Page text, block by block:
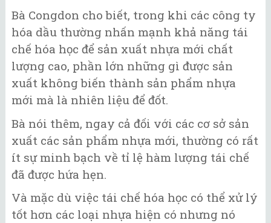
Bà Congdon cho biết, trong khi các công ty
hóa dầu thường nhấn mạnh khả năng tái
chế hóa học để sản xuất nhựa mới chất
lượng cao, phần lớn những gì được sản
xuất không biến thành sản phẩm nhựa
mới mà là nhiên liệu để đốt.
Bà nói thêm, ngay cả đối với các cơ sở sản
xuất các sản phẩm nhựa mới, thường có rất
ít sự minh bạch về tỉ lệ hàm lượng tái chế
đã được hứa hẹn.
Và mặc dù việc tái chế hóa học có thể xử lý
tốt hơn các loại nhựa hiện có nhưng nó